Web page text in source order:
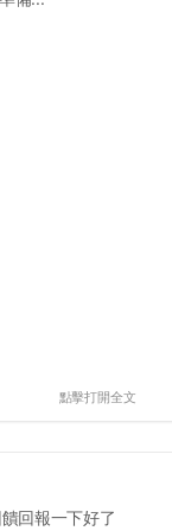
點擊打開全文
回報一下好了